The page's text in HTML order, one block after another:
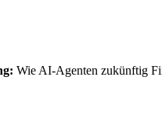
Wie AI‑Agenten zukünftig